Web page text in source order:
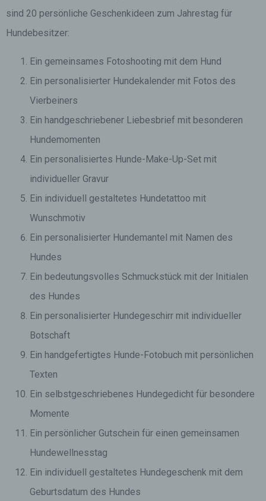
sind 20 persönliche Geschenkideen zum Jahrestag für
Hundebesitzer:
Ein gemeinsames Fotoshooting mit dem Hund
Ein personalisierter Hundekalender mit Fotos des
Vierbeiners
Ein handgeschriebener Liebesbrief mit besonderen
Hundemomenten
Ein personalisiertes Hunde-Make-Up-Set mit
individueller Gravur
Ein individuell gestaltetes Hundetattoo mit
Wunschmotiv
Ein personalisierter Hundemantel mit Namen des
Hundes
Ein bedeutungsvolles Schmuckstück mit der Initialen
des Hundes
Ein personalisierter Hundegeschirr mit individueller
Botschaft
Ein handgefertigtes Hunde-Fotobuch mit persönlichen
Texten
Ein selbstgeschriebenes Hundegedicht für besondere
Momente
Ein persönlicher Gutschein für einen gemeinsamen
Hundewellnesstag
Ein individuell gestaltetes Hundegeschenk mit dem
Geburtsdatum des Hundes